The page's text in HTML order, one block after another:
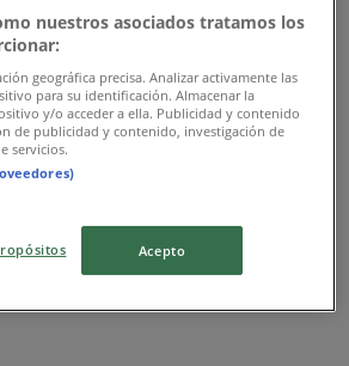
현지에 적합한 쇼핑을 재창조하는
일원입니다.
nuestros asociados tratamos los
geográfica precisa. Analizar activamente las
para su identificación. Almacenar la
y/o acceder a ella. Publicidad y contenido
de publicidad y contenido, investigación de
servicios.
Acepto